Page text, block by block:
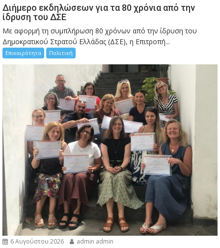
Διήμερο εκδηλώσεων για τα 80 χρόνια από την
ίδρυση του ΔΣΕ
Με αφορμή τη συμπλήρωση 80 χρόνων από την ίδρυση του
Δημοκρατικού Στρατού Ελλάδας (ΔΣΕ), η Επιτροπή...
Επικαιρότητα Πολιτική
6 Αυγούστου 2026 admin admin